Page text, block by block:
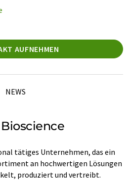
AUFNEHMEN
NEWS
tätiges Unternehmen, das ein
an hochwertigen Lösungen
produziert und vertreibt.